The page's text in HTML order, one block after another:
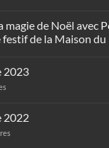
magie de Noël avec
de la Maison du
2023
2022